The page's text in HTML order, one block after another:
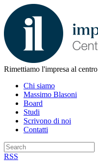
Rimettiamo l'impresa al centro
Chi siamo
Massimo Blasoni
Board
Studi
Scrivono di noi
Contatti
RSS